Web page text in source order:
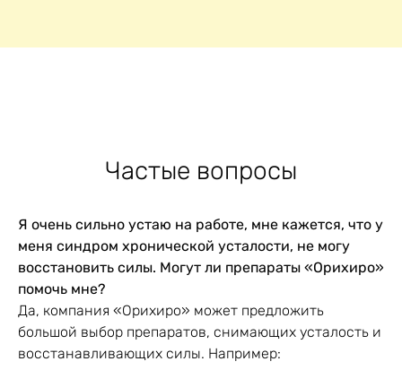
Частые вопросы
Я очень сильно устаю на работе, мне кажется, что у
меня синдром хронической усталости, не могу
восстановить силы. Могут ли препараты «Орихиро»
помочь мне?
Да, компания «Орихиро» может предложить
большой выбор препаратов, снимающих усталость и
восстанавливающих силы. Например: